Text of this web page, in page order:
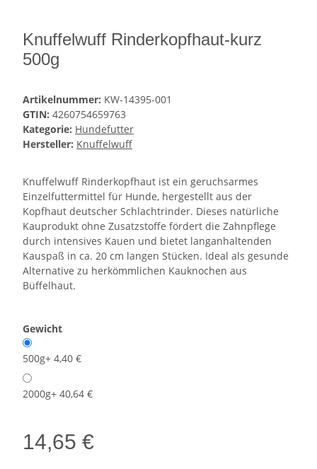
Knuffelwuff Rinderkopfhaut-kurz
500g
Artikelnummer: KW-14395-001
GTIN: 4260754659763
Kategorie: Hundefutter
Hersteller: Knuffelwuff
Knuffelwuff Rinderkopfhaut ist ein geruchsarmes
Einzelfuttermittel für Hunde, hergestellt aus der
Kopfhaut deutscher Schlachtrinder. Dieses natürliche
Kauprodukt ohne Zusatzstoffe fördert die Zahnpflege
durch intensives Kauen und bietet langanhaltenden
Kauspaß in ca. 20 cm langen Stücken. Ideal als gesunde
Alternative zu herkömmlichen Kauknochen aus
Büffelhaut.
Gewicht
500g+ 4,40 €
2000g+ 40,64 €
14,65 €